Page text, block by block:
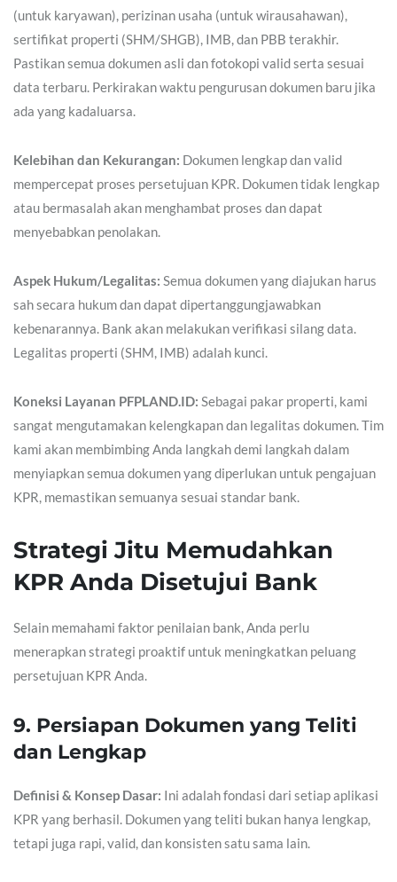
(untuk karyawan), perizinan usaha (untuk wirausahawan),
sertifikat properti (SHM/SHGB), IMB, dan PBB terakhir.
Pastikan semua dokumen asli dan fotokopi valid serta sesuai
data terbaru. Perkirakan waktu pengurusan dokumen baru jika
ada yang kadaluarsa.
Kelebihan dan Kekurangan: Dokumen lengkap dan valid
mempercepat proses persetujuan KPR. Dokumen tidak lengkap
atau bermasalah akan menghambat proses dan dapat
menyebabkan penolakan.
Aspek Hukum/Legalitas: Semua dokumen yang diajukan harus
sah secara hukum dan dapat dipertanggungjawabkan
kebenarannya. Bank akan melakukan verifikasi silang data.
Legalitas properti (SHM, IMB) adalah kunci.
Koneksi Layanan PFPLAND.ID: Sebagai pakar properti, kami
sangat mengutamakan kelengkapan dan legalitas dokumen. Tim
kami akan membimbing Anda langkah demi langkah dalam
menyiapkan semua dokumen yang diperlukan untuk pengajuan
KPR, memastikan semuanya sesuai standar bank.
Strategi Jitu Memudahkan
KPR Anda Disetujui Bank
Selain memahami faktor penilaian bank, Anda perlu
menerapkan strategi proaktif untuk meningkatkan peluang
persetujuan KPR Anda.
9. Persiapan Dokumen yang Teliti
dan Lengkap
Definisi & Konsep Dasar: Ini adalah fondasi dari setiap aplikasi
KPR yang berhasil. Dokumen yang teliti bukan hanya lengkap,
tetapi juga rapi, valid, dan konsisten satu sama lain.